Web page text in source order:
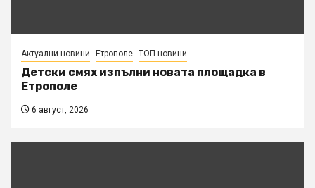
Актуални новини Етрополе ТОП новини
Детски смях изпълни новата площадка в
Етрополе
6 август, 2026